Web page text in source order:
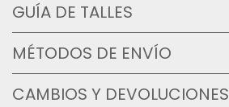
GUÍA DE TALLES
MÉTODOS DE ENVÍO
CAMBIOS Y DEVOLUCIONES